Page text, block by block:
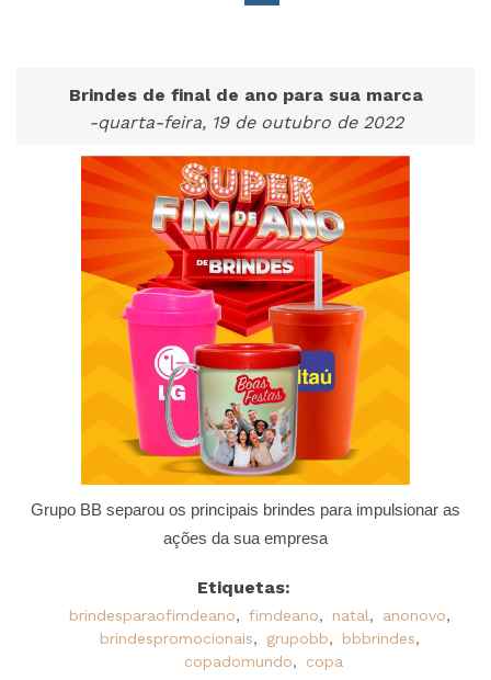
Brindes de final de ano para sua marca
-quarta-feira, 19 de outubro de 2022
Grupo BB separou os principais brindes para impulsionar as
ações da sua empresa
Etiquetas:
brindesparaofimdeano, fimdeano, natal, anonovo,
brindespromocionais, grupobb, bbbrindes,
copadomundo, copa